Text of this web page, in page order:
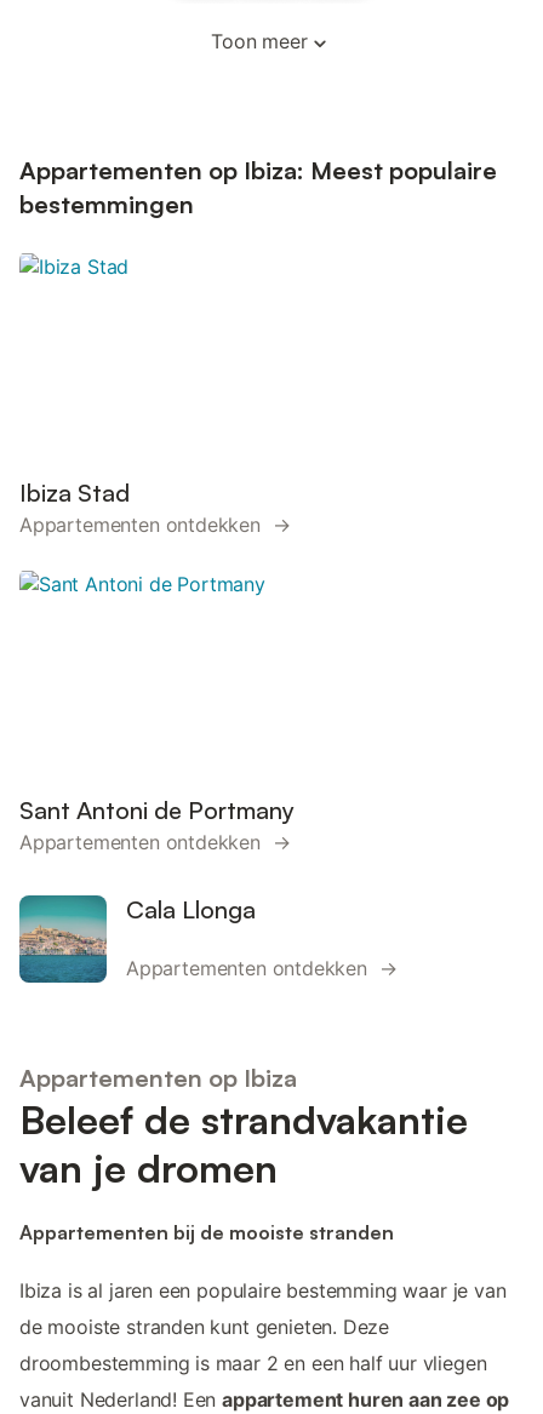
Toon meer
Appartementen op Ibiza: Meest populaire
bestemmingen
Ibiza Stad
Appartementen ontdekken →
Sant Antoni de Portmany
Appartementen ontdekken →
Cala Llonga
Appartementen ontdekken →
Appartementen op Ibiza
Beleef de strandvakantie
van je dromen
Appartementen bij de mooiste stranden
Ibiza is al jaren een populaire bestemming waar je van
de mooiste stranden kunt genieten. Deze
droombestemming is maar 2 en een half uur vliegen
vanuit Nederland! Eenappartement huren aan zee op